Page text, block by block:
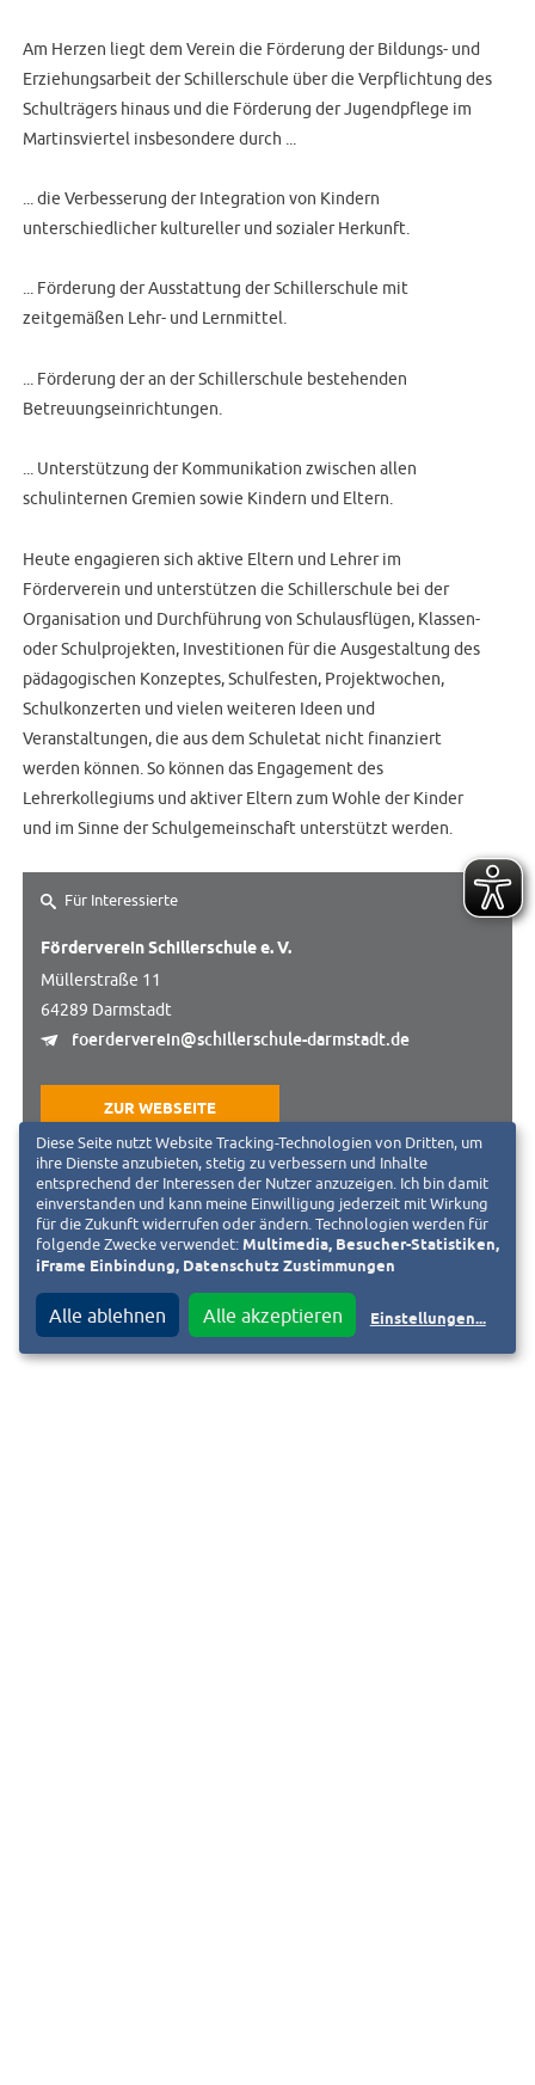
Am Herzen liegt dem Verein die Förderung der Bildungs- und
Erziehungsarbeit der Schillerschule über die Verpflichtung des
Schulträgers hinaus und die Förderung der Jugendpflege im
Martinsviertel insbesondere durch ...
... die Verbesserung der Integration von Kindern
unterschiedlicher kultureller und sozialer Herkunft.
... Förderung der Ausstattung der Schillerschule mit
zeitgemäßen Lehr- und Lernmittel.
... Förderung der an der Schillerschule bestehenden
Betreuungseinrichtungen.
... Unterstützung der Kommunikation zwischen allen
schulinternen Gremien sowie Kindern und Eltern.
Heute engagieren sich aktive Eltern und Lehrer im
Förderverein und unterstützen die Schillerschule bei der
Organisation und Durchführung von Schulausflügen, Klassen-
oder Schulprojekten, Investitionen für die Ausgestaltung des
pädagogischen Konzeptes, Schulfesten, Projektwochen,
Schulkonzerten und vielen weiteren Ideen und
Veranstaltungen, die aus dem Schuletat nicht finanziert
werden können. So können das Engagement des
Lehrerkollegiums und aktiver Eltern zum Wohle der Kinder
und im Sinne der Schulgemeinschaft unterstützt werden.
Für Interessierte
Förderverein Schillerschule e. V.
Müllerstraße 11
64289 Darmstadt
foerderverein@schillerschule-darmstadt.de
ZUR WEBSEITE
Ansprechpartner:
Vorstand des Vereins
foerderverein@schillerschule-darmstadt.de
Diese Seite nutzt Website Tracking-Technologien von Dritten, um
ihre Dienste anzubieten, stetig zu verbessern und Inhalte
entsprechend der Interessen der Nutzer anzuzeigen. Ich bin damit
einverstanden und kann meine Einwilligung jederzeit mit Wirkung
für die Zukunft widerrufen oder ändern. Technologien werden für
folgende Zwecke verwendet: Multimedia, Besucher-Statistiken,
iFrame Einbindung, Datenschutz Zustimmungen
Alle ablehnen Alle akzeptieren Einstellungen...